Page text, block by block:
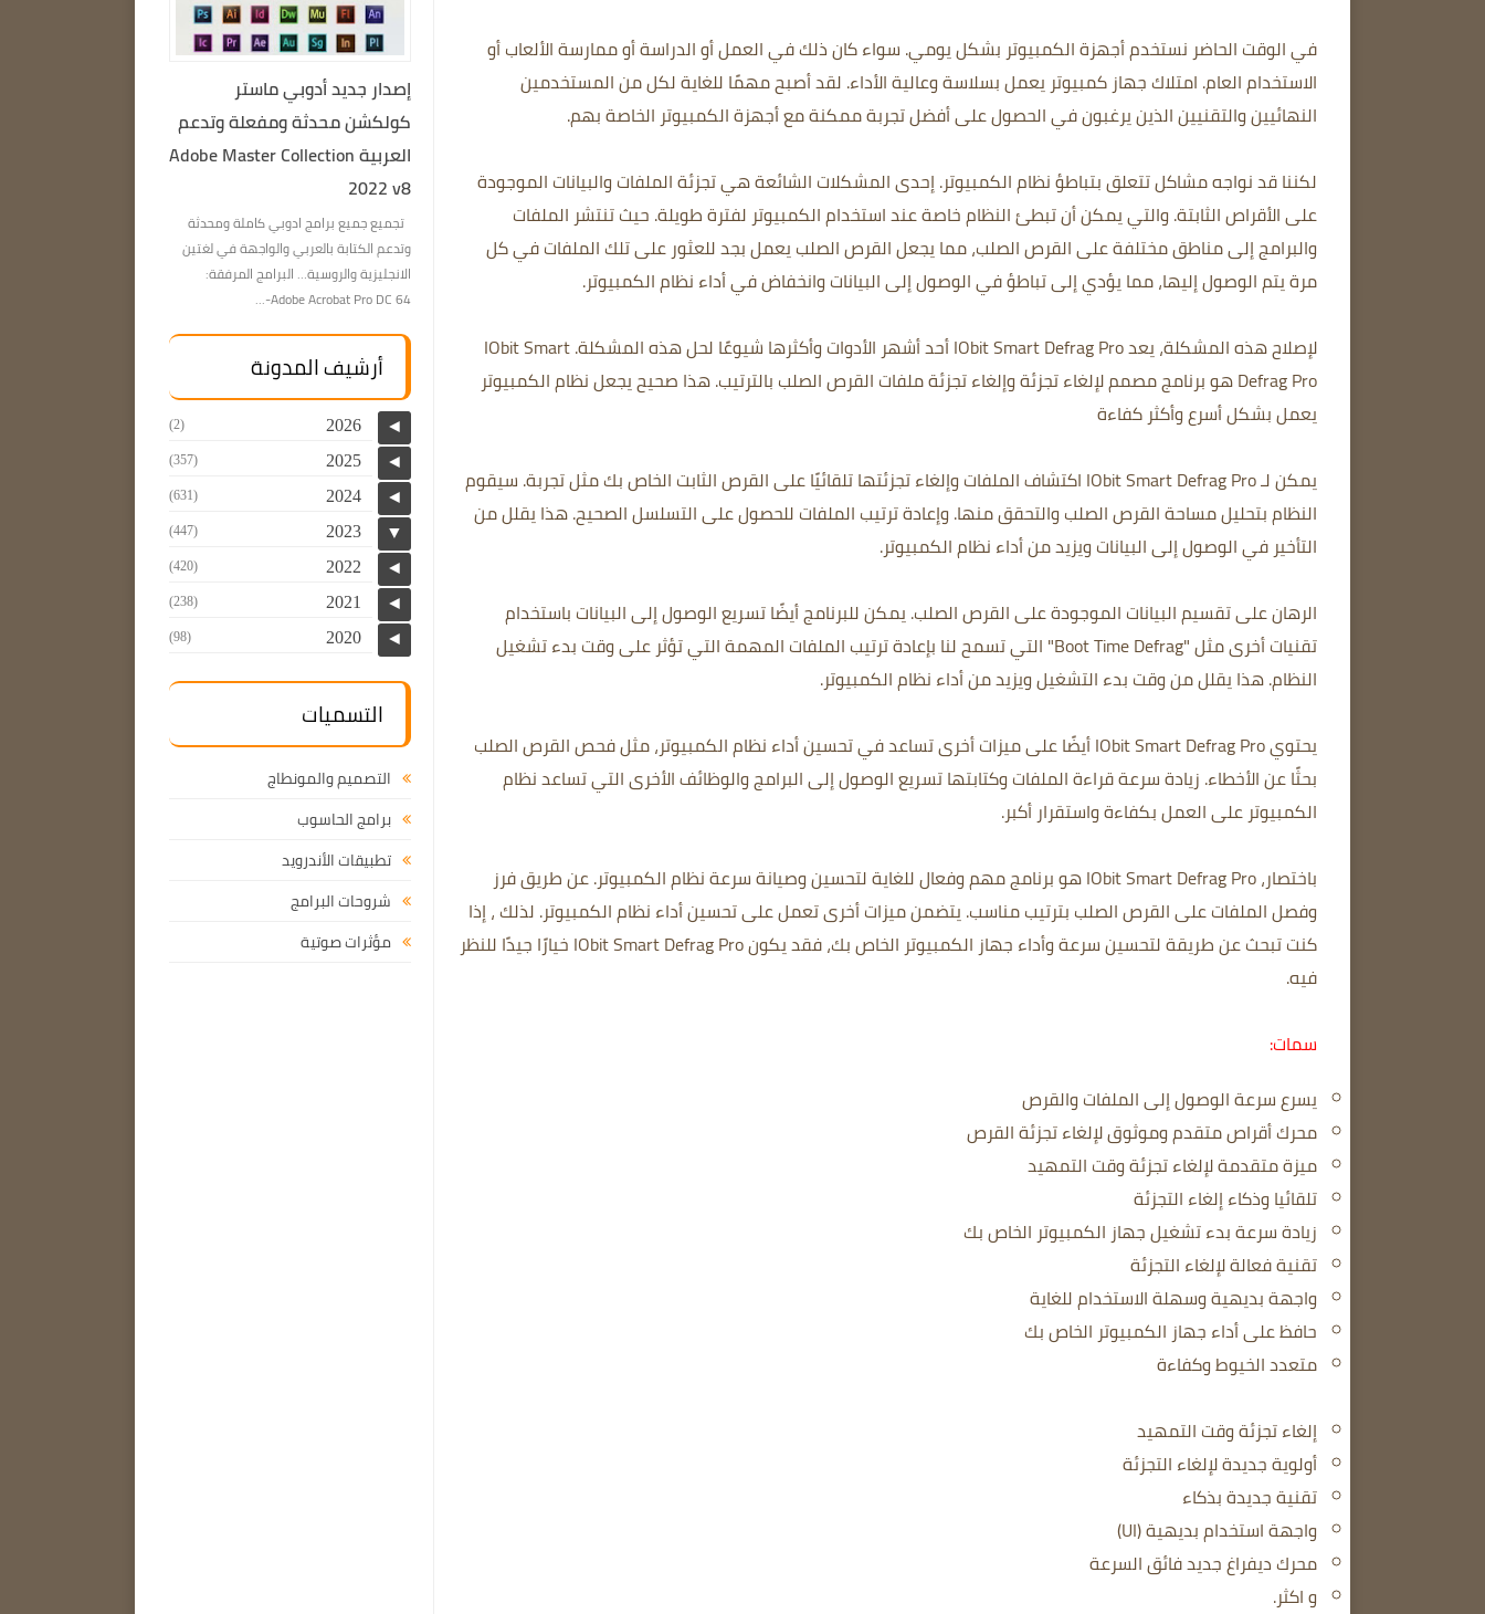
في الوقت الحاضر نستخدم أجهزة الكمبيوتر بشكل يومي. سواء كان ذلك في العمل أو الدراسة أو ممارسة الألعاب أو
الاستخدام العام. امتلاك جهاز كمبيوتر يعمل بسلاسة وعالية الأداء. لقد أصبح مهمًا للغاية لكل من المستخدمين
النهائيين والتقنيين الذين يرغبون في الحصول على أفضل تجربة ممكنة مع أجهزة الكمبيوتر الخاصة بهم.
لكننا قد نواجه مشاكل تتعلق بتباطؤ نظام الكمبيوتر. إحدى المشكلات الشائعة هي تجزئة الملفات والبيانات الموجودة
على الأقراص الثابتة. والتي يمكن أن تبطئ النظام خاصة عند استخدام الكمبيوتر لفترة طويلة. حيث تنتشر الملفات
والبرامج إلى مناطق مختلفة على القرص الصلب، مما يجعل القرص الصلب يعمل بجد للعثور على تلك الملفات في كل
مرة يتم الوصول إليها، مما يؤدي إلى تباطؤ في الوصول إلى البيانات وانخفاض في أداء نظام الكمبيوتر.
لإصلاح هذه المشكلة، يعد IObit Smart Defrag Pro أحد أشهر الأدوات وأكثرها شيوعًا لحل هذه المشكلة. IObit Smart
Defrag Pro هو برنامج مصمم لإلغاء تجزئة وإلغاء تجزئة ملفات القرص الصلب بالترتيب. هذا صحيح يجعل نظام الكمبيوتر
يعمل بشكل أسرع وأكثر كفاءة
يمكن لـ IObit Smart Defrag Pro اكتشاف الملفات وإلغاء تجزئتها تلقائيًا على القرص الثابت الخاص بك مثل تجربة. سيقوم
النظام بتحليل مساحة القرص الصلب والتحقق منها. وإعادة ترتيب الملفات للحصول على التسلسل الصحيح. هذا يقلل من
التأخير في الوصول إلى البيانات ويزيد من أداء نظام الكمبيوتر.
الرهان على تقسيم البيانات الموجودة على القرص الصلب. يمكن للبرنامج أيضًا تسريع الوصول إلى البيانات باستخدام
تقنيات أخرى مثل "Boot Time Defrag" التي تسمح لنا بإعادة ترتيب الملفات المهمة التي تؤثر على وقت بدء تشغيل
النظام. هذا يقلل من وقت بدء التشغيل ويزيد من أداء نظام الكمبيوتر.
يحتوي IObit Smart Defrag Pro أيضًا على ميزات أخرى تساعد في تحسين أداء نظام الكمبيوتر، مثل فحص القرص الصلب
بحثًا عن الأخطاء. زيادة سرعة قراءة الملفات وكتابتها تسريع الوصول إلى البرامج والوظائف الأخرى التي تساعد نظام
الكمبيوتر على العمل بكفاءة واستقرار أكبر.
باختصار، IObit Smart Defrag Pro هو برنامج مهم وفعال للغاية لتحسين وصيانة سرعة نظام الكمبيوتر. عن طريق فرز
وفصل الملفات على القرص الصلب بترتيب مناسب. يتضمن ميزات أخرى تعمل على تحسين أداء نظام الكمبيوتر. لذلك ، إذا
كنت تبحث عن طريقة لتحسين سرعة وأداء جهاز الكمبيوتر الخاص بك، فقد يكون IObit Smart Defrag Pro خيارًا جيدًا للنظر
فيه.
سمات:
يسرع سرعة الوصول إلى الملفات والقرص
محرك أقراص متقدم وموثوق لإلغاء تجزئة القرص
ميزة متقدمة لإلغاء تجزئة وقت التمهيد
تلقائيا وذكاء إلغاء التجزئة
زيادة سرعة بدء تشغيل جهاز الكمبيوتر الخاص بك
تقنية فعالة لإلغاء التجزئة
واجهة بديهية وسهلة الاستخدام للغاية
حافظ على أداء جهاز الكمبيوتر الخاص بك
متعدد الخيوط وكفاءة
إلغاء تجزئة وقت التمهيد
أولوية جديدة لإلغاء التجزئة
تقنية جديدة بذكاء
واجهة استخدام بديهية (UI)
محرك ديفراغ جديد فائق السرعة
و اكثر.
إصدار جديد أدوبي ماستر
كولكشن محدثة ومفعلة وتدعم
العربية Adobe Master Collection
2022 v8
تجميع جميع برامج ادوبي كاملة ومحدثة
وتدعم الكتابة بالعربي والواجهة في لغتين
الانجليزية والروسية… البرامج المرفقة:
Adobe Acrobat Pro DC 64-...
أرشيف المدونة
◄
2026
(2)
◄
2025
(357)
◄
2024
(631)
▼
2023
(447)
◄
2022
(420)
◄
2021
(238)
◄
2020
(98)
التسميات
التصميم والمونطاج
برامج الحاسوب
تطبيقات الأندرويد
شروحات البرامج
مؤثرات صوتية